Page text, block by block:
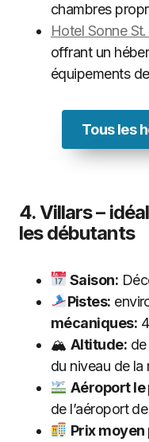
chambres
Hotel Sonne
offrant un
équipements
Tous les
4. Villars –
les débutants
Saison:
Pistes:
mécaniques:
🏔 Altitude:
du niveau de la
Aéroport le
de l’aéroport
Prix moyen